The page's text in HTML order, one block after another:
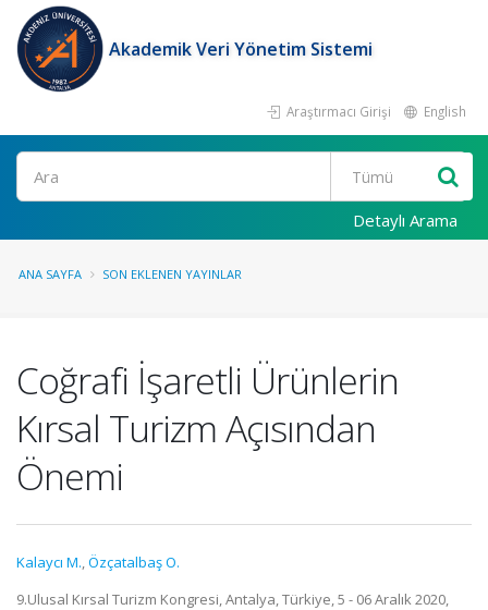
Akademik Veri Yönetim Sistemi
Araştırmacı Girişi English
Ara
Detaylı Arama
ANA SAYFA SON EKLENEN YAYINLAR
Coğrafi İşaretli Ürünlerin
Kırsal Turizm Açısından
Önemi
Kalaycı M.,Özçatalbaş O.
9.Ulusal Kırsal Turizm Kongresi, Antalya, Türkiye, 5 - 06 Aralık 2020,